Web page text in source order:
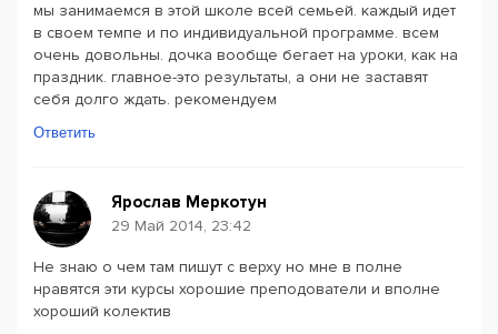
мы занимаемся в этой школе всей семьей. каждый идет
в своем темпе и по индивидуальной программе. всем
очень довольны. дочка вообще бегает на уроки, как на
праздник. главное-это результаты, а они не заставят
себя долго ждать. рекомендуем
Ответить
Ярослав Меркотун
29 Май 2014, 23:42
Не знаю о чем там пишут с верху но мне в полне
нравятся эти курсы хорошие преподователи и вполне
хороший колектив